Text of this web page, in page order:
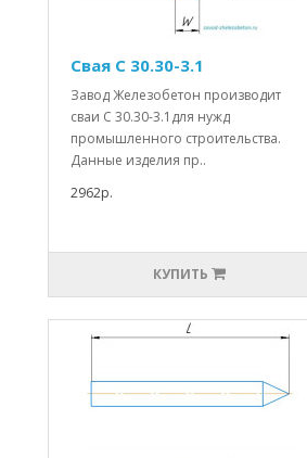
Свая С 30.30-3.1
Завод Железобетон производит
сваи С 30.30-3.1для нужд
промышленного строительства.
Данные изделия пр..
2962р.
КУПИТЬ